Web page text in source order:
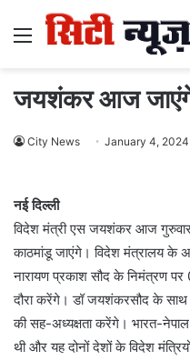
Menu
जयशंकर आज जाएंगे
City News January 4, 2024
नई दिल्ली
विदेश मंत्री एस जयशंकर आज गुरुवार
काठमांडू जाएंगे। विदेश मंत्रालय के
नारायण प्रकाश सौद के निमंत्रण
दौरा करेंगे। डॉ जयशंकरसौद के
की सह-अध्यक्षता करेंगे। भारत-
थी और यह दोनों देशों के विदेश